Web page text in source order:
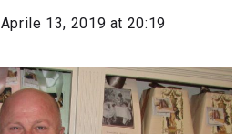
Aprile 13, 2019 at 20:19